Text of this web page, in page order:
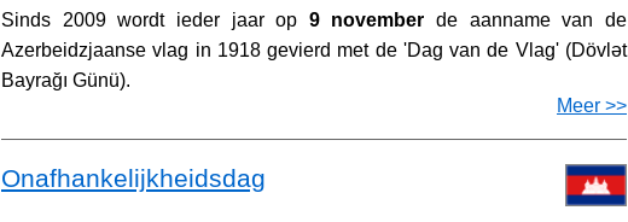
Sinds 2009 wordt ieder jaar op 9 november de aanname van de
Azerbeidzjaanse vlag in 1918 gevierd met de 'Dag van de Vlag' (Dövlət
Bayrağı Günü).
Meer >>
Onafhankelijkheidsdag